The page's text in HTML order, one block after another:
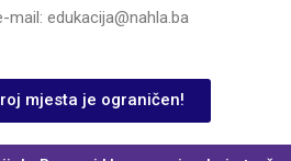
edukacija@nahla.ba
mjesta je ograničen!